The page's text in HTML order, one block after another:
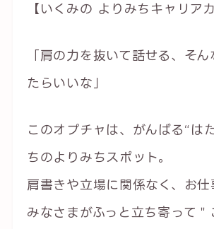
【いくみの よりみちキャリアカ
「肩の力を抜いて話せる、そ
たらいいな」
このオプチャは、がんばる“は
ちのよりみちスポット。
肩書きや立場に関係なく、お仕
みなさまがふっと立ち寄って＂